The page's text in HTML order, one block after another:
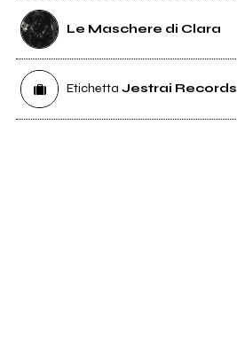
Le Maschere di Clara
Etichetta Jestrai Records